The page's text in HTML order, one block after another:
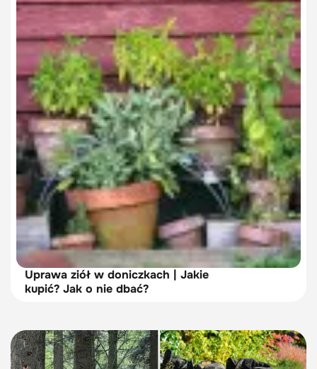
Uprawa ziół w doniczkach | Jakie
kupić? Jak o nie dbać?